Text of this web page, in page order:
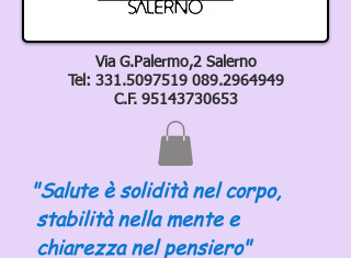
Via G.Palermo,2 Salerno
Tel: 331.5097519 089.2964949
C.F. 95143730653
"Salute è solidità nel corpo,
stabilità nella mente e
chiarezza nel pensiero"